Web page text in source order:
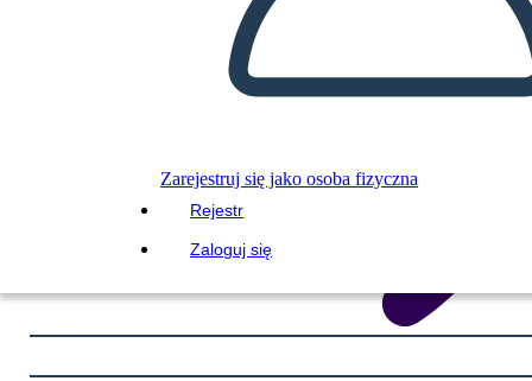
Zarejestruj się jako osoba fizyczna
Rejestr
Zaloguj się